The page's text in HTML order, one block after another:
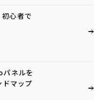
心者で
ネルを
マップ